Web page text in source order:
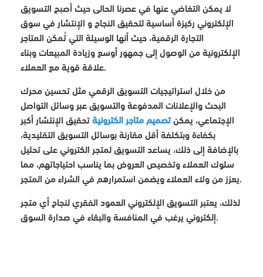
لا يمكن التغاضي عنها في عصرنا الحالى حيث أصبح التسويق
الإلكتروني ركيزة أساسية لتحقيق النجاح و الإنتشار في سوق
التجارة الرقمية، حيث أنها الوسيلة التي تُمكن المتاجر
الإلكترونية من الوصول إلى جمهور أوسع وزيادة المبيعات وبناء
علاقة قوية مع العملاء.
من خلال استراتيجيات التسويق الرقمي مثل تحسين محرك
البحث والإعلانات المدفوعة والتسويق عبر وسائل التواصل
الإجتماعي، يمكنتصميم متاجر الكترونيةتحقيق الإنتشار أكبر
بكفاءة وبتكلفة أقل مقارنة بوسائل التسويق التقليدية،
بالإضافة إلى ذلك، يساعد التسويق لمتجر الكتروني على تحليل
سلوك العملاء وتخصيص العروض بما يناسب احتياجاتهم، مما
يعزز من ولاء العملاء ويضمن استمرارهم في الشراء من المتجر.
لذلك، يعتبر التسويق الإلكتروني العمود الفقري لنجاح أي متجر
إلكتروني يرغب في المنافسة والبقاء في صدارة السوق.